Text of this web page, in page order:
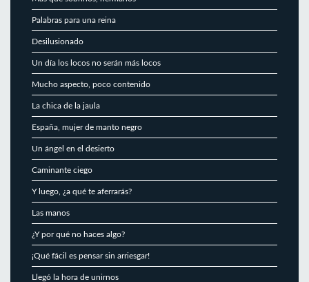
Palabras para una reina
Desilusionado
Un día los locos no serán más locos
Mucho aspecto, poco contenido
La chica de la jaula
España, mujer de manto negro
Un ángel en el desierto
Caminante ciego
Y luego, ¿a qué te aferrarás?
Las manos
¿Y por qué no haces algo?
¡Qué fácil es pensar sin arriesgar!
Llegó la hora de unirnos